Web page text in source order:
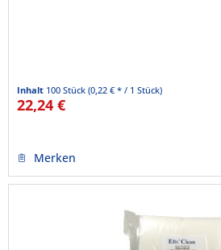
Inhalt 100 Stück(0,22 € * / 1 Stück)
22,24 €
Merken